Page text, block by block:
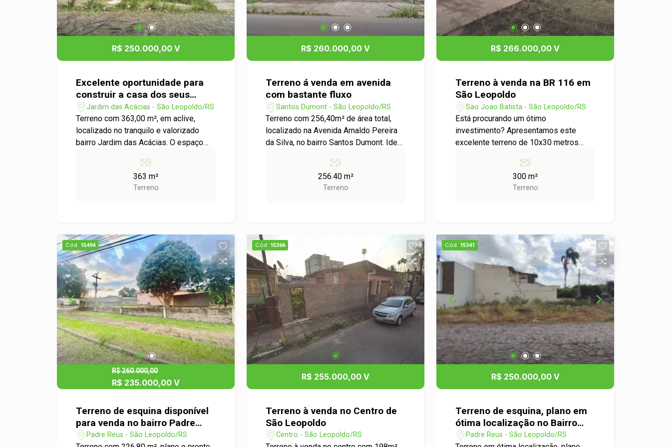
R$ 250.000,00 V
Excelente oportunidade para
construir a casa dos seus
sonhos!
Jardim das Acácias - São Leopoldo/RS
Terreno com 363,00 m², em aclive,
localizado no tranquilo e valorizado
bairro Jardim das Acácias. O espaço
arquitetônicos diferenciados,
aproveitando a topografia para criar
ambientes modernos, com boa
vias principais Perfeito para quem
busca morar com qualidade Agende
uma visita e confira!
363 m²
Terreno
R$ 260.000,00 V
Terreno á venda em avenida
com bastante fluxo
Santos Dumont - São Leopoldo/RS
Terreno com 256,40m² de área total,
localizado na Avenida Arnaldo Pereira
da Silva, no bairro Santos Dumont. Ideal
residência ou investir, não perca esta
oportunidade de garantir um ótimo
espaço em uma das regiões com
256.40 m²
Terreno
R$ 266.000,00 V
Terreno à venda na BR 116 em
São Leopoldo
Sao Joao Batista - São Leopoldo/RS
Está procurando um ótimo
investimento? Apresentamos este
excelente terreno de 10x30 metros
116, uma das rodovias mais
movimentadas e estratégicas do país!
Localização privilegiada Fácil acesso e
para transferir Com grande fluxo de
veículos diariamente, este terreno
oferece enorme potencial para quem
busca montar um negócio ou valorizar
seu patrimônio em uma região em
constante crescimento.
300 m²
Terreno
Cód. 15494
R$ 260.000,00
R$ 235.000,00 V
Terreno de esquina disponível
para venda no bairro Padre
ReusPadre Reus - São Leopoldo/RS
Cód. 15366
R$ 255.000,00 V
Terreno à venda no Centro de
São Leopoldo
Centro - São Leopoldo/RS
Cód. 15341
R$ 250.000,00 V
Terreno de esquina, plano em
ótima localização no Bairro
Padre Réus.
Padre Reus - São Leopoldo/RS